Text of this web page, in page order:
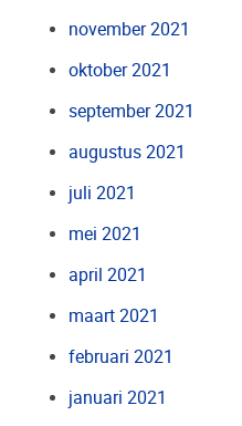
november 2021
oktober 2021
september 2021
augustus 2021
juli 2021
mei 2021
april 2021
maart 2021
februari 2021
januari 2021